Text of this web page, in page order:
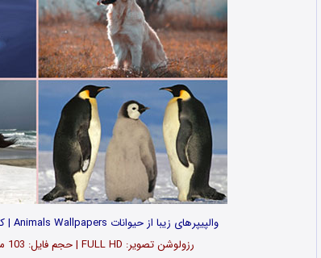
والپیپرهای زیبا از حیوانات Animals Wallpapers | کیفیت: Wide Screen | تعداد: 111
رزولوشن تصویر: FULL HD | حجم فایل: 103 مگابایت | فرمت تصاویر: JPG